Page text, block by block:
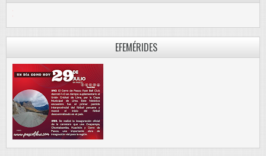
EFEMÉRIDES